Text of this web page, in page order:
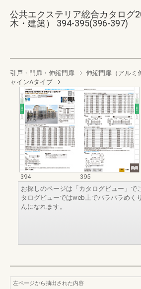
公共エクステリア総合カタログ
木・建築） 394-395(396-397)
引戸・門扉・伸縮門扉 伸縮門扉（アルミ
ャインAタイプ
394
395
お探しのページは「カタログビュー」で
タログビューではweb上でパラパラめく
んになれます。
左ページから抽出された内容